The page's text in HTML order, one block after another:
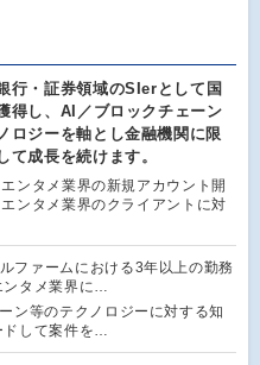
行・証券領域のSIerとして国
得し、AI／ブロックチェーン
ロジーを軸とし金融機関に限
て成長を続けます。
ンタメ業界の新規アカウント開
ンタメ業界のクライアントに対
ファームにおける3年以上の勤務
ンタメ業界に…
ン等のテクノロジーに対する知
ドして案件を…